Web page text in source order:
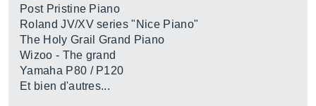
Post Pristine Piano
Roland JV/XV series "Nice Piano"
The Holy Grail Grand Piano
Wizoo - The grand
Yamaha P80 / P120
Et bien d'autres...